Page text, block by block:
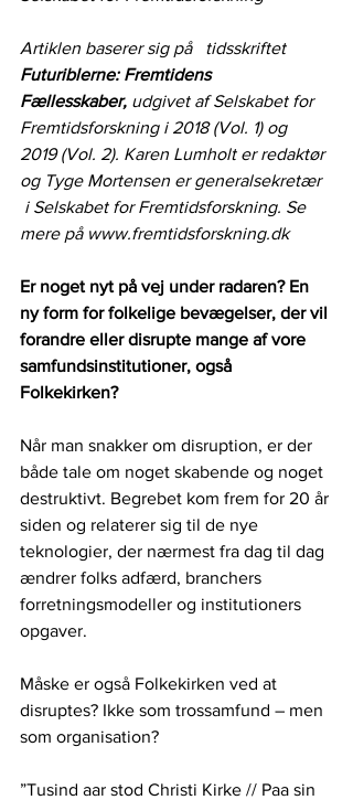
Artiklen baserer sig på   tidsskriftet
Futuriblerne: Fremtidens
Fællesskaber, udgivet af Selskabet for
Fremtidsforskning i 2018 (Vol. 1) og
2019 (Vol. 2). Karen Lumholt er redaktør
og Tyge Mortensen er generalsekretær
i Selskabet for Fremtidsforskning. Se
mere på www.fremtidsforskning.dk
Er noget nyt på vej under radaren? En
ny form for folkelige bevægelser, der vil
forandre eller disrupte mange af vore
samfundsinstitutioner, også
Folkekirken?
Når man snakker om disruption, er der
både tale om noget skabende og noget
destruktivt. Begrebet kom frem for 20 år
siden og relaterer sig til de nye
teknologier, der nærmest fra dag til dag
ændrer folks adfærd, branchers
forretningsmodeller og institutioners
opgaver.
Måske er også Folkekirken ved at
disruptes? Ikke som trossamfund – men
som organisation?
”Tusind aar stod Christi Kirke // Paa sin